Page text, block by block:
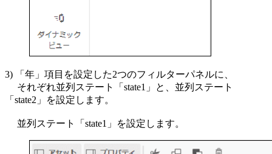
3) 「年」項目を設定した2つのフィルターパネルに、
それぞれ並列ステート「state1」と、並列ステート
「state2」を設定します。
並列ステート「state1」を設定します。